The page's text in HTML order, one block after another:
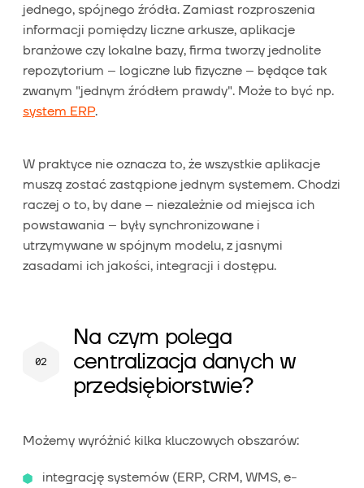
jednego, spójnego źródła. Zamiast rozproszenia
informacji pomiędzy liczne arkusze, aplikacje
branżowe czy lokalne bazy, firma tworzy jednolite
repozytorium – logiczne lub fizyczne – będące tak
zwanym "jednym źródłem prawdy". Może to być np.
system ERP.
W praktyce nie oznacza to, że wszystkie aplikacje
muszą zostać zastąpione jednym systemem. Chodzi
raczej o to, by dane – niezależnie od miejsca ich
powstawania – były synchronizowane i
utrzymywane w spójnym modelu, z jasnymi
zasadami ich jakości, integracji i dostępu.
Na czym polega
centralizacja danych w
przedsiębiorstwie?
Możemy wyróżnić kilka kluczowych obszarów:
integrację systemów (ERP, CRM, WMS, e-